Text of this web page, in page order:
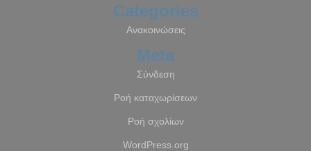
Categories
Ανακοινώσεις
Meta
Σύνδεση
Ροή καταχωρίσεων
Ροή σχολίων
WordPress.org